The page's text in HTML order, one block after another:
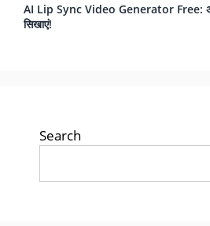
AI Lip Sync Video Generator Free: अब
सिखाएं!
Search